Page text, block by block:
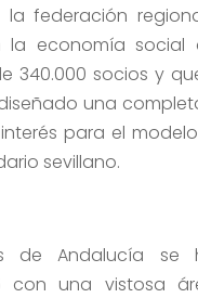
federación
la economía
340.000 socios y
diseñado una
para el
sevillano.
de Andalucía se
con una vistosa